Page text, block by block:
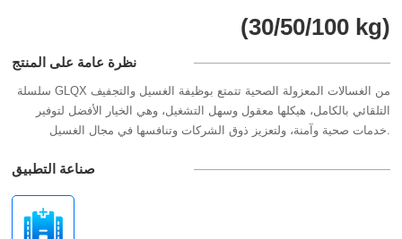
(30/50/100 kg)
نظرة عامة على المنتج
سلسلة GLQX من الغسالات المعزولة الصحية تتمتع بوظيفة الغسيل والتجفيف
التلقائي بالكامل، هيكلها معقول وسهل التشغيل، وهي الخيار الأفضل لتوفير
خدمات صحية وآمنة، ولتعزيز ذوق الشركات وتنافسها في مجال الغسيل.
صناعة التطبيق